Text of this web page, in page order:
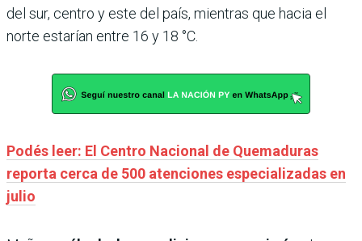
del sur, centro y este del país, mientras que hacia el
norte estarían entre 16 y 18 °C.
Podés leer: El Centro Nacional de Quemaduras
reporta cerca de 500 atenciones especializadas en
julio